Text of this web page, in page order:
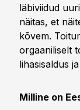
läbiviidud
näitas, et
kõvem.
orgaaniliselt
lihasisaldus
Milline on